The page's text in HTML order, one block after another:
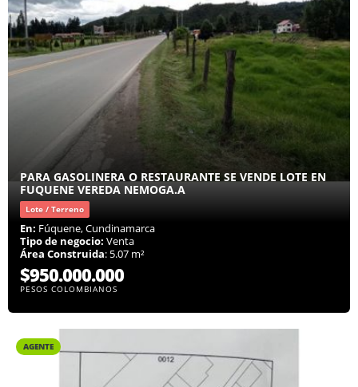
PARA GASOLINERA O RESTAURANTE SE VENDE LOTE EN
FUQUENE VEREDA NEMOGA.A
Lote / Terreno
En: Fúquene, Cundinamarca
Tipo de negocio: Venta
Área Construida: 5.07 m²
$950.000.000
PESOS COLOMBIANOS
AGENTE